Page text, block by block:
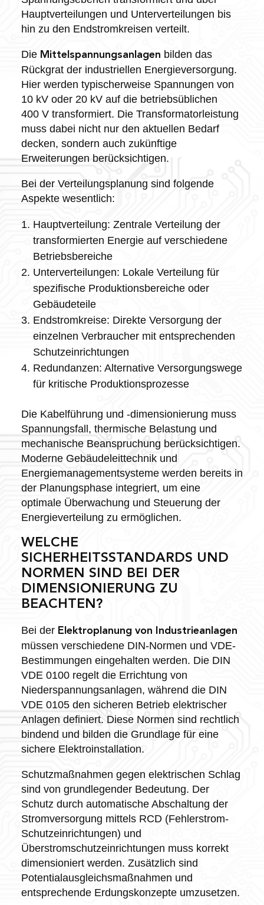
Hauptverteilungen und Unterverteilungen bis
hin zu den Endstromkreisen verteilt.
Die Mittelspannungsanlagen bilden das
Rückgrat der industriellen Energieversorgung.
Hier werden typischerweise Spannungen von
10 kV oder 20 kV auf die betriebsüblichen
400 V transformiert. Die Transformatorleistung
muss dabei nicht nur den aktuellen Bedarf
decken, sondern auch zukünftige
Erweiterungen berücksichtigen.
Bei der Verteilungsplanung sind folgende
Aspekte wesentlich:
Hauptverteilung: Zentrale Verteilung der
transformierten Energie auf verschiedene
Betriebsbereiche
Unterverteilungen: Lokale Verteilung für
spezifische Produktionsbereiche oder
Gebäudeteile
Endstromkreise: Direkte Versorgung der
einzelnen Verbraucher mit entsprechenden
Schutzeinrichtungen
Redundanzen: Alternative Versorgungswege
für kritische Produktionsprozesse
Die Kabelführung und -dimensionierung muss
Spannungsfall, thermische Belastung und
mechanische Beanspruchung berücksichtigen.
Moderne Gebäudeleittechnik und
Energiemanagementsysteme werden bereits in
der Planungsphase integriert, um eine
optimale Überwachung und Steuerung der
Energieverteilung zu ermöglichen.
WELCHE
SICHERHEITSSTANDARDS UND
NORMEN SIND BEI DER
DIMENSIONIERUNG ZU
BEACHTEN?
Bei der Elektroplanung von Industrieanlagen
müssen verschiedene DIN-Normen und VDE-
Bestimmungen eingehalten werden. Die DIN
VDE 0100 regelt die Errichtung von
Niederspannungsanlagen, während die DIN
VDE 0105 den sicheren Betrieb elektrischer
Anlagen definiert. Diese Normen sind rechtlich
bindend und bilden die Grundlage für eine
sichere Elektroinstallation.
Schutzmaßnahmen gegen elektrischen Schlag
sind von grundlegender Bedeutung. Der
Schutz durch automatische Abschaltung der
Stromversorgung mittels RCD (Fehlerstrom-
Schutzeinrichtungen) und
Überstromschutzeinrichtungen muss korrekt
dimensioniert werden. Zusätzlich sind
Potentialausgleichsmaßnahmen und
entsprechende Erdungskonzepte umzusetzen.